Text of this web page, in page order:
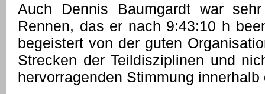
Auch Dennis Baumgardt war
Rennen, das er nach 9:43:10 h
begeistert von der guten
Strecken der Teildisziplinen und
hervorragenden Stimmung